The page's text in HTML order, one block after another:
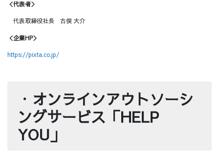
＜代表者＞
代表取締役社長 古俣 大介
＜企業HP＞
https://pixta.co.jp/
・ オンラインアウトソーシ
ングサービス「HELP
YOU」